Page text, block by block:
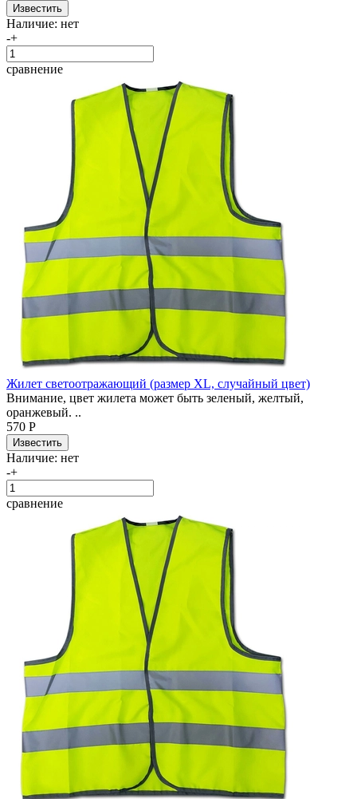
Наличие: нет
-+
сравнение
Жилет светоотражающий (размер XL, случайный цвет)
Внимание, цвет жилета может быть зеленый, желтый,
оранжевый. ..
570 Р
Наличие: нет
-+
сравнение